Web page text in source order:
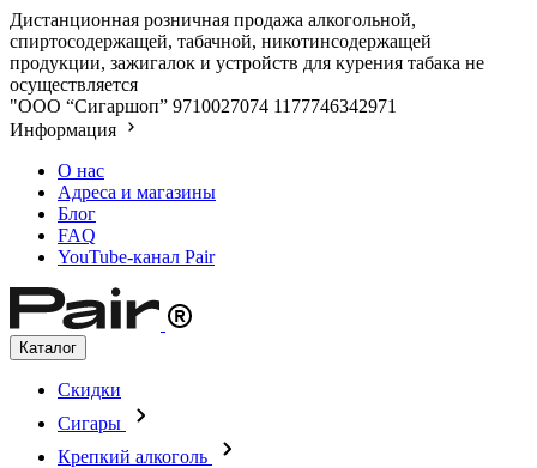
Дистанционная розничная продажа алкогольной,
спиртосодержащей, табачной, никотинсодержащей
продукции, зажигалок и устройств для курения табака не
осуществляется
"ООО “Сигаршоп” 9710027074 1177746342971
Информация
О нас
Адреса и магазины
Блог
FAQ
YouTube-канал Pair
Каталог
Скидки
Сигары
Крепкий алкоголь